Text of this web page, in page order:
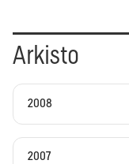
Arkisto
2008
2007